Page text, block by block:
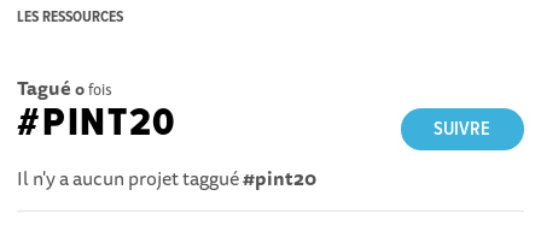
LES RESSOURCES
Tagué 0fois
SUIVRE
#PINT20
Il n'y a aucun projet taggué#pint20